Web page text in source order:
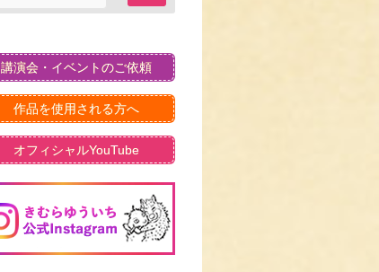
講演会・イベントのご依頼
作品を使用される方へ
オフィシャルYouTube